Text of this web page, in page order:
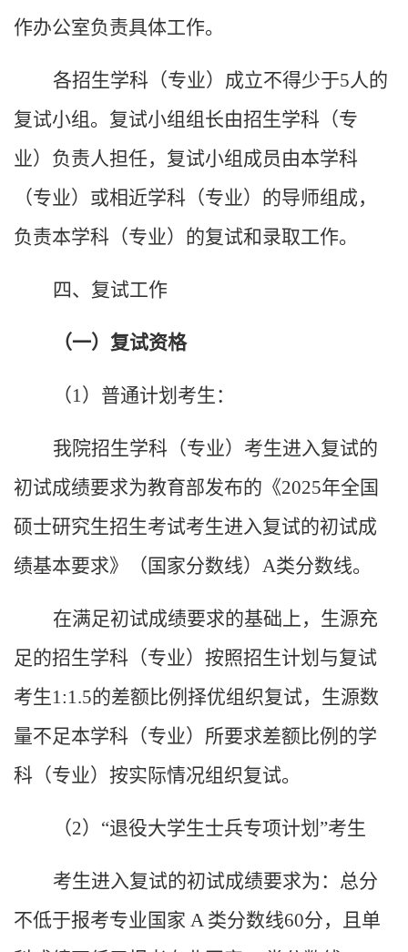
作办公室负责具体工作。
各招生学科（专业）成立不得少于5人的
复试小组。复试小组组长由招生学科（专
业）负责人担任，复试小组成员由本学科
（专业）或相近学科（专业）的导师组成，
负责本学科（专业）的复试和录取工作。
四、复试工作
（一）复试资格
（1）普通计划考生：
我院招生学科（专业）考生进入复试的
初试成绩要求为教育部发布的《2025年全国
硕士研究生招生考试考生进入复试的初试成
绩基本要求》（国家分数线） A类分数线。
在满足初试成绩要求的基础上，生源充
足的招生学科（专业）按照招生计划与复试
考生1:1.5的差额比例择优组织复试，生源数
量不足本学科（专业）所要求差额比例的学
科（专业）按实际情况组织复试。
（2） “退役大学生士兵专项计划”考生
考生进入复试的初试成绩要求为：总分
不低于报考专业国家 A 类分数线60分，且单